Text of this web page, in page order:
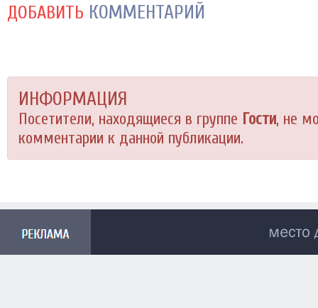
ДОБАВИТЬ КОММЕНТАРИЙ
ИНФОРМАЦИЯ
Посетители, находящиеся в группе Гости, не
комментарии к данной публикации.